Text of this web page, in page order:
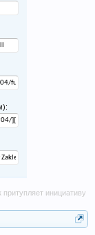
инициативу •